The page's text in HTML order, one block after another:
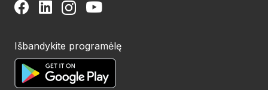
Išbandykite programėlę